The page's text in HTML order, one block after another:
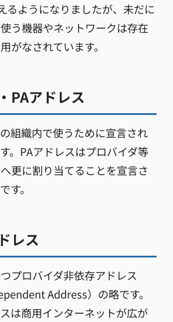
るようになりましたが、未だに
う機器やネットワークは存在
がなされています。
PAアドレス
組織内で使うために宣言され
。PAアドレスはプロバイダ等
更に割り当てることを宣言さ
す。
レス
プロバイダ非依存アドレス
Address）の略です。
は商用インターネットが広が